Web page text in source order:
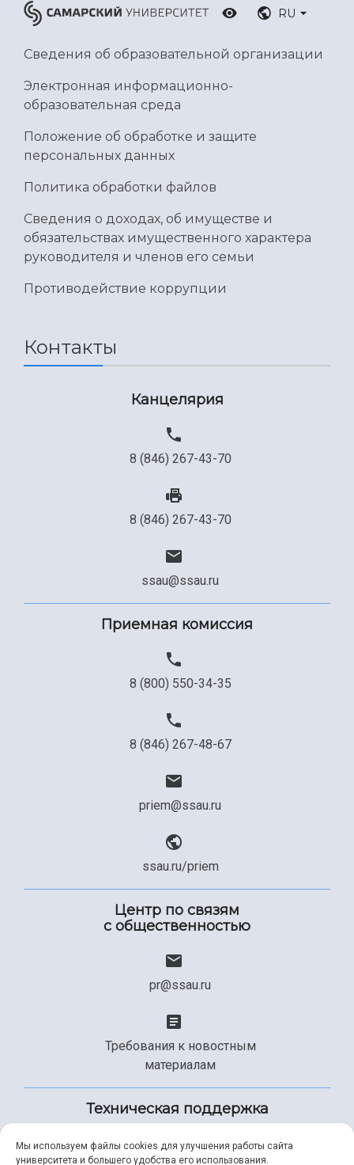
RU
Сведения об образовательной организации
Электронная информационно-
образовательная среда
Положение об обработке и защите
персональных данных
Политика обработки файлов
Сведения о доходах, об имуществе и
обязательствах имущественного характера
руководителя и членов его семьи
Противодействие коррупции
Контакты
Канцелярия
8 (846) 267-43-70
8 (846) 267-43-70
ssau@ssau.ru
Приемная комиссия
8 (800) 550-34-35
8 (846) 267-48-67
priem@ssau.ru
ssau.ru/priem
Центр по связям
с общественностью
pr@ssau.ru
Требования к новостным
материалам
Техническая поддержка
Мы используем файлы cookies для улучшения работы сайта
университета и большего удобства его использования.